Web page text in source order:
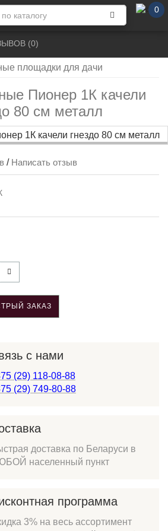
0
площадки для дачи
Пионер 1К качели
80 см металл
(0)
/ Написать отзыв
ЗАКАЗ
с нами
(29) 118-08-88
(29) 749-80-88
доставка по Беларуси в
населенный пункт
программа
3% на весь ассортимент